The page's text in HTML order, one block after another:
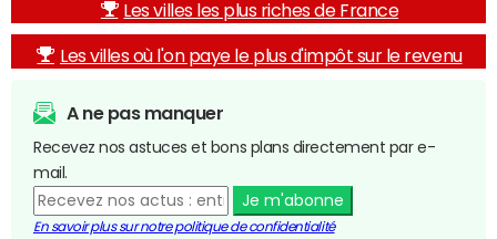
Les villes les plus riches de France
Les villes où l'on paye le plus d'impôt sur le revenu
A ne pas manquer
Recevez nos astuces et bons plans directement par e-
mail.
Je m'abonne
En savoir plus sur notre politique de confidentialité